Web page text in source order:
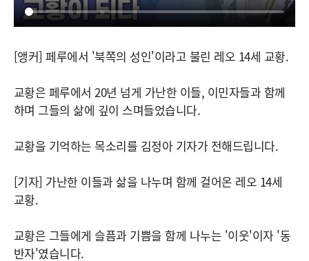
[앵커] 페루에서 '북쪽의 성인'이라고 불린 레오 14세 교황.
교황은 페루에서 20년 넘게 가난한 이들, 이민자들과 함께
하며 그들의 삶에 깊이 스며들었습니다.
교황을 기억하는 목소리를 김정아 기자가 전해드립니다.
[기자] 가난한 이들과 삶을 나누며 함께 걸어온 레오 14세
교황.
교황은 그들에게 슬픔과 기쁨을 함께 나누는 '이웃'이자 '동
반자'였습니다.